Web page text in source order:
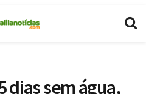
dias sem água,